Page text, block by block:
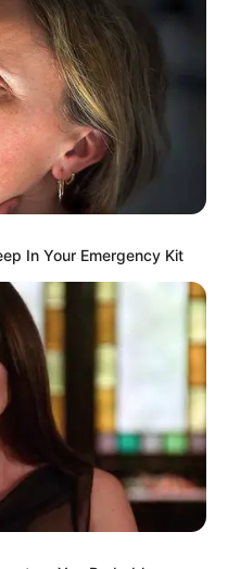
In Your Emergency Kit